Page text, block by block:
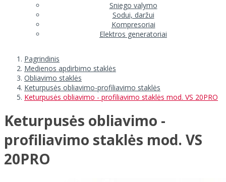
Sniego valymo
Sodui, daržui
Kompresoriai
Elektros generatoriai
Pagrindinis
Medienos apdirbimo staklės
Obliavimo staklės
Keturpusės obliavimo-profiliavimo staklės
Keturpusės obliavimo - profiliavimo staklės mod. VS 20PRO
Keturpusės obliavimo -
profiliavimo staklės mod. VS
20PRO